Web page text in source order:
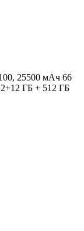
25500 мАч 66
ГБ + 512 ГБ